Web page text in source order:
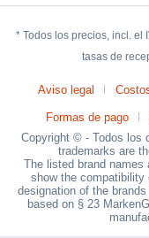
* Todos los precios, incl. el
tasas de
Aviso legal
Formas de pago
Copyright © - Todos los
trademarks are
The listed brand names
show the
designation of the
based on § 23